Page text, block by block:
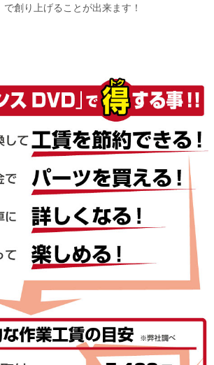
で創り上げることが出来ます！